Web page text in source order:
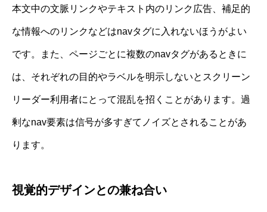
本文中の文脈リンクやテキスト内のリンク広告、補足的
な情報へのリンクなどはnavタグに入れないほうがよい
です。また、ページごとに複数のnavタグがあるときに
は、それぞれの目的やラベルを明示しないとスクリーン
リーダー利用者にとって混乱を招くことがあります。過
剰なnav要素は信号が多すぎてノイズとされることがあ
ります。
視覚的デザインとの兼ね合い